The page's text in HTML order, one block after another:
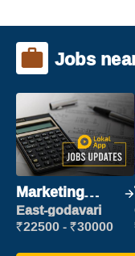
Jobs
Marketing
Executive
East-godavari
₹22500 - ₹30000